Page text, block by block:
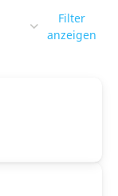
Filter
anzeigen